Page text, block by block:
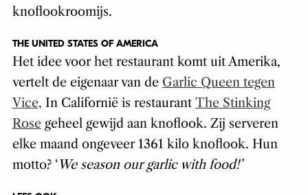
knoflookroomijs.
THE UNITED STATES OF AMERICA
Het idee voor het restaurant komt uit Amerika,
vertelt de eigenaar van de Garlic Queen tegen
Vice, In Californië is restaurant The Stinking
Rosegeheel gewijd aan knoflook. Zij serveren
elke maand ongeveer 1361 kilo knoflook. Hun
motto? ‘We season our garlic with food!’